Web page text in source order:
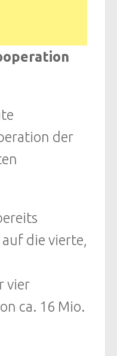
der
die vierte,
vier
ca. 16 Mio.